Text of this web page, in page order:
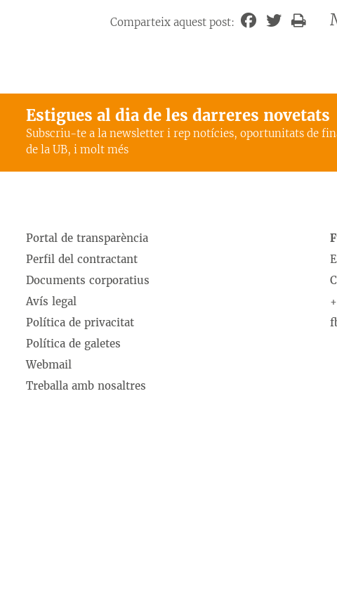
Comparteix aquest post:
Estigues al dia de les darreres novetats
Subscriu-te a la newsletter i rep notícies, oportunitats de
de la UB, i molt més
Portal de transparència
Perfil del contractant
Documents corporatius
Avís legal
Política de privacitat
Política de galetes
Webmail
Treballa amb nosaltres